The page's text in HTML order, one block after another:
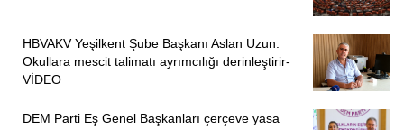
sonra Alevi dedesi Efe Engin ile görüşmesi kabul edildi.
Keser’in iddianamesi henüz hazır değil.
PİRHA/İSTANBUL
HBVAKV Yeşilkent Şube Başkanı Aslan Uzun:
Okullara mescit talimatı ayrımcılığı derinleştirir-
VİDEO
DEM Parti Eş Genel Başkanları çerçeve yasa